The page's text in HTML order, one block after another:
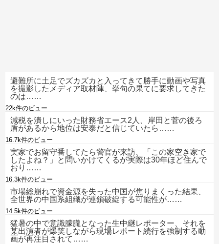
避難所に土足でズカズカと入ってきて勝手に動画や写真
を撮影したメディア取材陣、挙句の果てに要求してきた
のは……
22k件のビュー
減税を潰しにいった財務省エース2人、岸田と菅の後ろ
盾があるから地位は安泰だと信じていたら……
16.7k件のビュー
実家でお留守番してたら警官が来訪、「この家空き家で
したよね？」と問いかけてくるが実際は30年ほど住んで
おり……
16.3k件のビュー
市場総崩れで資金源を失った中国が焦りまくった結果、
全世界の中国系組織が連鎖破綻する可能性が……
14.5k件のビュー
猛暑の中で意識朦朧となった生中継レポーター、それを
某出演者が爆笑しながら現場レポート続行を強制する動
画が再注目されて……